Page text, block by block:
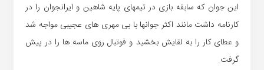
این جوان که سابقه بازی در تیمهای پایه شاهین و ایرانجوان را در
کارنامه داشت مانند اکثر جوانها با بی مهری های عجیبی مواجه شد
و عطای کار را به لقایش بخشید و فوتبال روی ماسه ها را در پیش
گرفت.